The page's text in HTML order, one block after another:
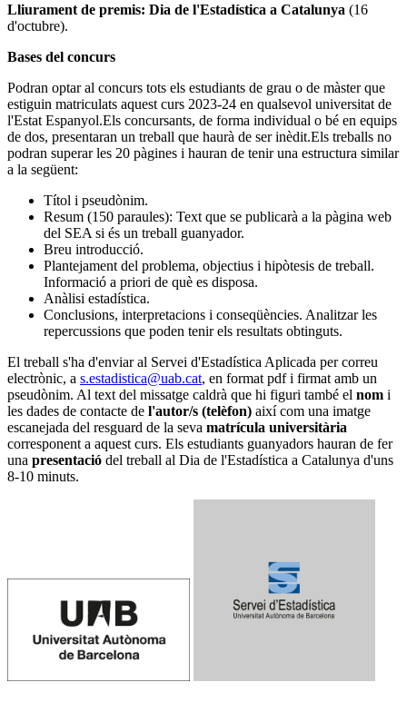
Lliurament de premis: Dia de l'Estadística a Catalunya (16
d'octubre).
Bases del concurs
Podran optar al concurs tots els estudiants de grau o de màster que
estiguin matriculats aquest curs 2023-24 en qualsevol universitat de
l'Estat Espanyol.Els concursants, de forma individual o bé en equips
de dos, presentaran un treball que haurà de ser inèdit.Els treballs no
podran superar les 20 pàgines i hauran de tenir una estructura similar
a la següent:
Títol i pseudònim.
Resum (150 paraules): Text que se publicarà a la pàgina web
del SEA si és un treball guanyador.
Breu introducció.
Plantejament del problema, objectius i hipòtesis de treball.
Informació a priori de què es disposa.
Anàlisi estadística.
Conclusions, interpretacions i conseqüències. Analitzar les
repercussions que poden tenir els resultats obtinguts.
El treball s'ha d'enviar al Servei d'Estadística Aplicada per correu
electrònic, a s.estadistica@uab.cat, en format pdf i firmat amb un
pseudònim. Al text del missatge caldrà que hi figuri també el nom i
les dades de contacte de l'autor/s (telèfon) així com una imatge
escanejada del resguard de la seva matrícula universitària
corresponent a aquest curs. Els estudiants guanyadors hauran de fer
una presentació del treball al Dia de l'Estadística a Catalunya d'uns
8-10 minuts.